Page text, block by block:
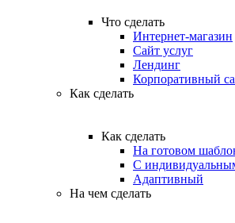
Что сделать
Интернет-магазин
Сайт услуг
Лендинг
Корпоративный
Как сделать
Как сделать
На готовом
С
Адаптивный
На чем сделать